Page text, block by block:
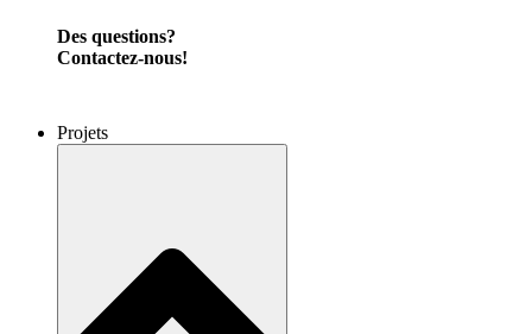
Des questions?
Contactez-nous!
Projets